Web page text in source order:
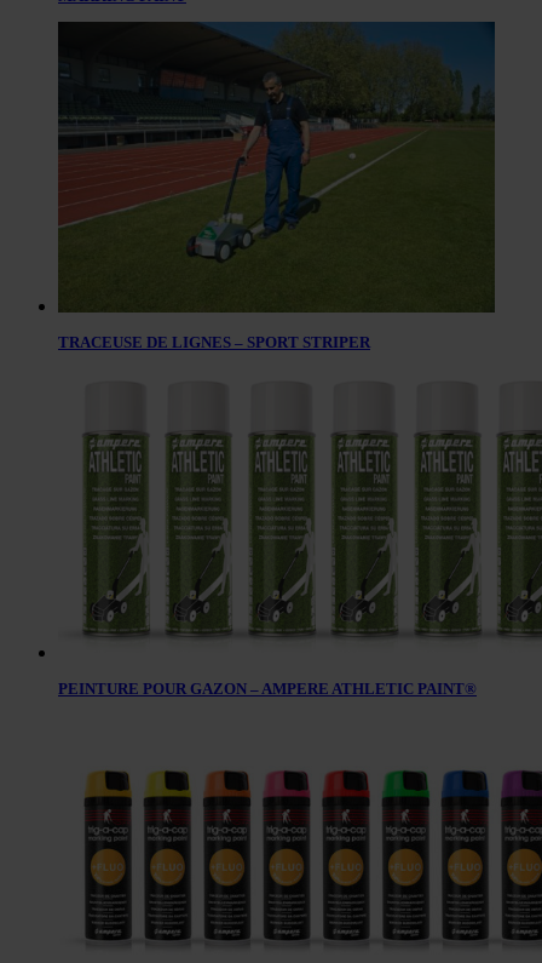
TRACEUSE DE LIGNES – SPORT STRIPER
PEINTURE POUR GAZON – AMPERE ATHLETIC PAINT®